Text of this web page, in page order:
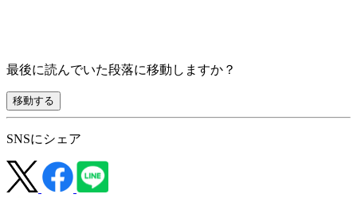
最後に読んでいた段落に移動しますか？
移動する
SNSにシェア